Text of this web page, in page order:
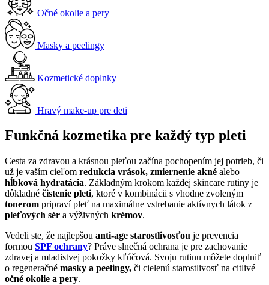
Očné okolie a pery
Masky a peelingy
Kozmetické doplnky
Hravý make-up pre deti
Funkčná kozmetika pre každý typ pleti
Cesta za zdravou a krásnou pleťou začína pochopením jej potrieb, či
už je vaším cieľom redukcia vrások, zmiernenie akné alebo
hĺbková hydratácia. Základným krokom každej skincare rutiny je
dôkladné čistenie pleti, ktoré v kombinácii s vhodne zvoleným
tonerom pripraví pleť na maximálne vstrebanie aktívnych látok z
pleťových sér a výživných krémov.
Vedeli ste, že najlepšou anti-age starostlivosťou je prevencia
formou SPF ochrany? Práve slnečná ochrana je pre zachovanie
zdravej a mladistvej pokožky kľúčová. Svoju rutinu môžete doplniť
o regeneračné masky a peelingy, či cielenú starostlivosť na citlivé
očné okolie a pery.